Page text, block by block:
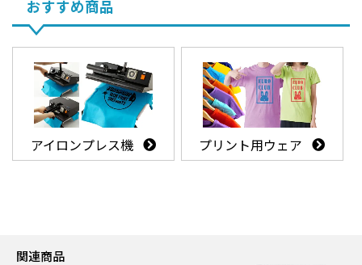
おすすめ商品
アイロンプレス機 プリント用ウェア
関連商品